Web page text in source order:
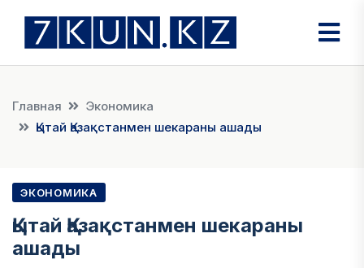
Главная
Экономика
Қытай Қазақстанмен шекараны ашады
ЭКОНОМИКА
Қытай Қазақстанмен шекараны
ашады